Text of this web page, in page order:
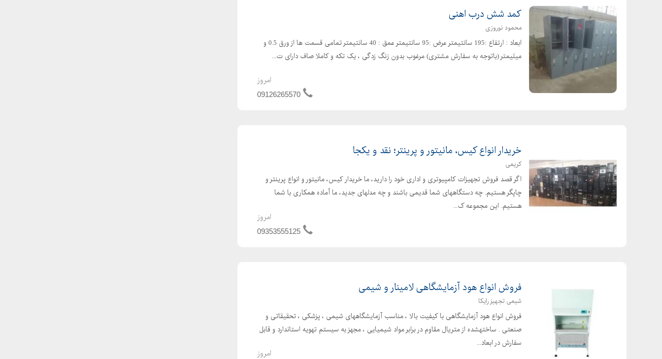
کره گیاهی دیجیکالا
مضرات کره گیاهی مارگارین
کاربرد کره گیاهی
قیمت کره گیاهی کیلویی
قیمت کره هلندی
قیمت کره فله در بازار
قیمت کره گیاهی گرمی
قیمت کره گیاهی
طرز تهیه کره گیاهی
قیمت کره گیاهی مارگارین
آیا کره گیاهی چاق کننده است
کاربرد کره گیاهی
آیا کره گیاهی چاق کننده است
بهترین مارک کره گیاهی
کمد شش درب اهنی
محمود نوروزی
ابعاد : ارتفاع :195 سانتیمتر عرض :95 سانتیمتر عمق : 40 سانتیمتر تمامی قسمت ها از ورق 0.5 و
میلیمتر (باتوجه به سفارش مشتری) مرغوب بدون زنگ زدگی ، یک تکه و کاملا صاف دارای ت...
امروز
09126265570
خریدار انواع کیس، مانیتور و پرینتر؛ نقد و یکجا
کریمی
اگر قصد فروش تجهیزات کامپیوتری و اداری خود را دارید، ما خریدار کیس، مانیتور و انواع پرینتر و
چاپگر هستیم. چه دستگاههای شما قدیمی باشند و چه مدلهای جدید، ما آماده همکاری با شما
هستیم. این مجموعه ک...
امروز
09353555125
فروش انواع هود آزمایشگاهی لامینار و شیمی
شیمی تجهیز رایکا
فروش انواع هود آزمایشگاهی با کیفیت بالا ، مناسب آزمایشگاههای شیمی ، پزشکی ، تحقیقاتی و
صنعتی . ساختهشده از متریال مقاوم در برابر مواد شیمیایی ، مجهز به سیستم تهویه استاندارد و قابل
سفارش در ابعاد...
امروز